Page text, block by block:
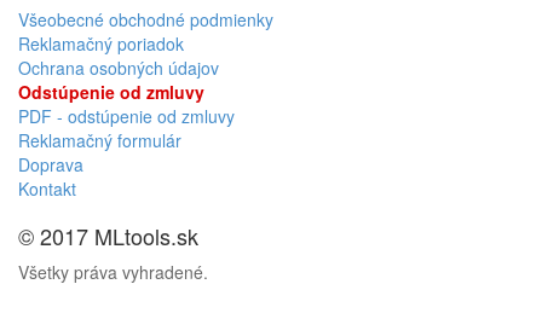
Všeobecné obchodné podmienky
Reklamačný poriadok
Ochrana osobných údajov
Odstúpenie od zmluvy
PDF - odstúpenie od zmluvy
Reklamačný formulár
Doprava
Kontakt
© 2017 MLtools.sk
Všetky práva vyhradené.